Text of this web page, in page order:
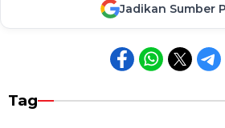
Jadikan Sumber
Tag